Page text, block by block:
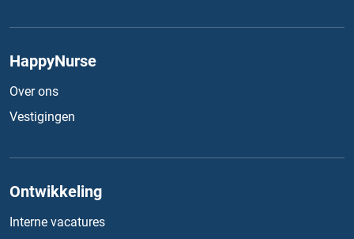
HappyNurse
Over ons
Vestigingen
Ontwikkeling
Interne vacatures